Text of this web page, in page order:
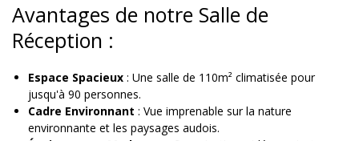
Avantages de notre Salle de
Réception :
Espace Spacieux : Une salle de 110m² climatisée pour
jusqu'à 90 personnes.
Cadre Environnant : Vue imprenable sur la nature
environnante et les paysages audois.